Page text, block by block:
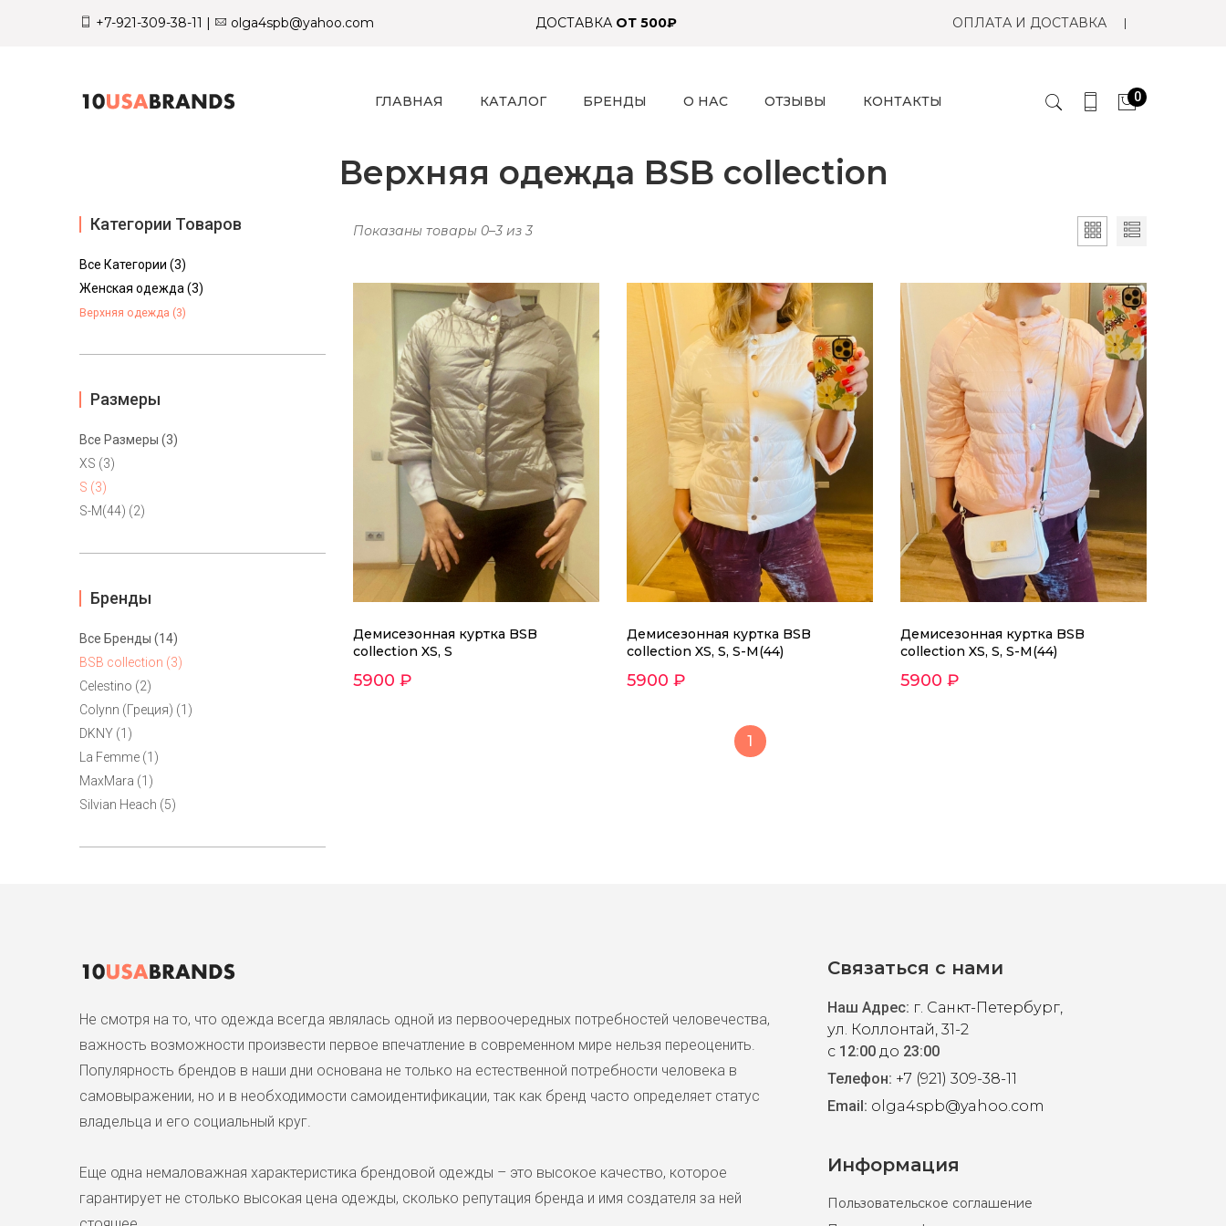
+7-921-309-38-11 | olga4spb@yahoo.com ДОСТАВКА ОТ 500₽ ОПЛАТА И ДОСТАВКА
ГЛАВНАЯ КАТАЛОГ БРЕНДЫ О НАС ОТЗЫВЫ КОНТАКТЫ 0
Верхняя одежда BSB collection
Показаны товары 0–3 из 3
Демисезонная куртка BSB
collection XS, S
5900 ₽
Демисезонная куртка BSB
collection XS, S, S-M(44)
5900 ₽
Демисезонная куртка BSB
collection XS, S, S-M(44)
5900 ₽
1
Демисезонная куртка BSB collection XS, S, S-M(44)
Уютная непромокаемая двухсторонняя куртка на синтепоне на ветреную весеннюю
или осеннюю погоду от греческого бренда BSB collection. Белый цвет легко
Категории Товаров
Все Категории (3)
Женская одежда (3)
Верхняя одежда (3)
Размеры
Все Размеры (3)
XS (3)
S (3)
S-M(44) (2)
Бренды
Все Бренды (14)
BSB collection (3)
Celestino (2)
Colynn (Греция) (1)
DKNY (1)
La Femme (1)
MaxMara (1)
Silvian Heach (5)
Не смотря на то, что одежда всегда являлась одной из первоочередных потребностей человечества,
важность возможности произвести первое впечатление в современном мире нельзя переоценить.
Популярность брендов в наши дни основана не только на естественной потребности человека в
самовыражении, но и в необходимости самоидентификации, так как бренд часто определяет статус
владельца и его социальный круг.
Еще одна немаловажная характеристика брендовой одежды – это высокое качество, которое
гарантирует не столько высокая цена одежды, сколько репутация бренда и имя создателя за ней
Связаться с нами
Наш Адрес: г. Санкт-Петербург,
ул. Коллонтай, 31-2
с 12:00 до 23:00
Телефон: +7 (921) 309-38-11
Email: olga4spb@yahoo.com
Информация
Пользовательское соглашение